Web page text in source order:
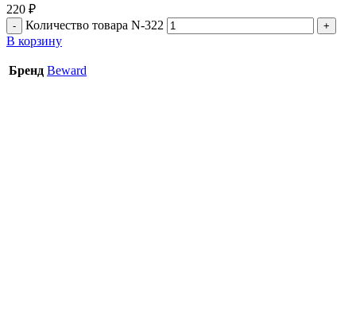
220 ₽
Количество товара N-322
В корзину
Бренд Beward